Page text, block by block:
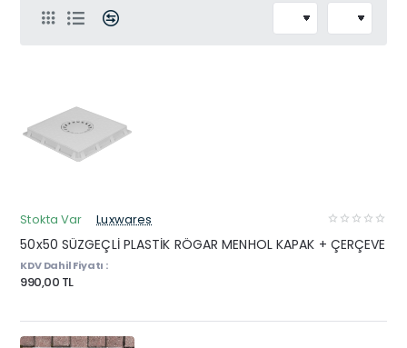
Stokta Var Luxwares
50x50 SÜZGEÇLİ PLASTİK RÖGAR MENHOL KAPAK + ÇERÇEVE
KDV Dahil Fiyatı :
990,00 TL